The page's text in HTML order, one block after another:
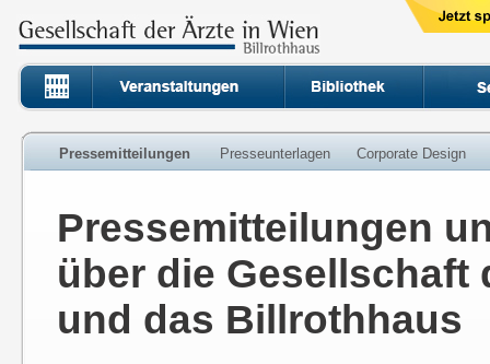
Pressemitteilungen Presseunterlagen Corporate Design
Pressemitteilungen
über die Gesellschaft
und das Billrothhaus